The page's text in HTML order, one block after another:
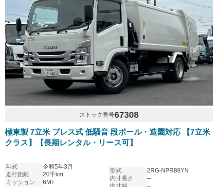
ストック番号67308
極東製 7立米 プレス式 低騒音 段ボール・造園対応 【7立米
クラス】【長期レンタル・リース可】
年式
令和5年3月
走行距離
20千km
ミッション
6MT
型式
2RG-NPR88YN
内寸長さ
--